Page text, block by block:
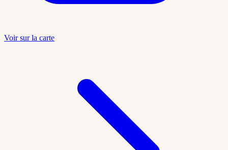
Voir sur la carte